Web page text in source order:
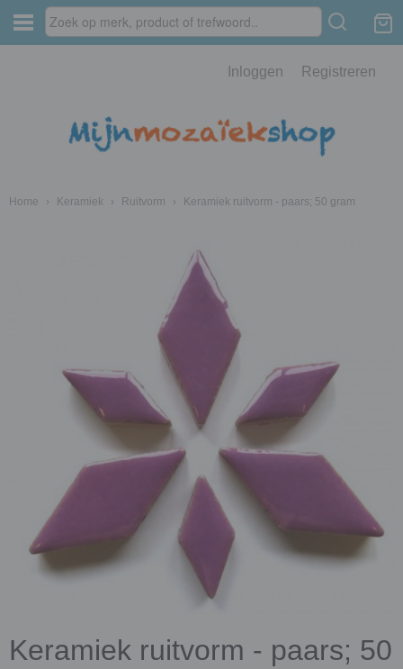
Inloggen Registreren
Home › Keramiek › Ruitvorm › Keramiek ruitvorm - paars; 50 gram
Keramiek ruitvorm - paars; 50